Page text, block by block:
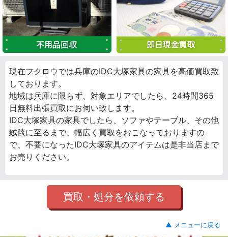
現在フクロウでは兵庫のIDC大塚家具の家具を高価買取致
しております。
地域は兵庫に限らず、対象エリアでしたら、24時間365
日無料出張買取にお伺い致します。
IDC大塚家具の家具でしたら、ソファやテーブル、その他
絨毯に至るまで、幅広く買取をおこなっておりますの
で、不要になったIDC大塚家具のアイテムは是非当店まで
お売りください。
買取・処分を依頼する
▲ メニューに戻る